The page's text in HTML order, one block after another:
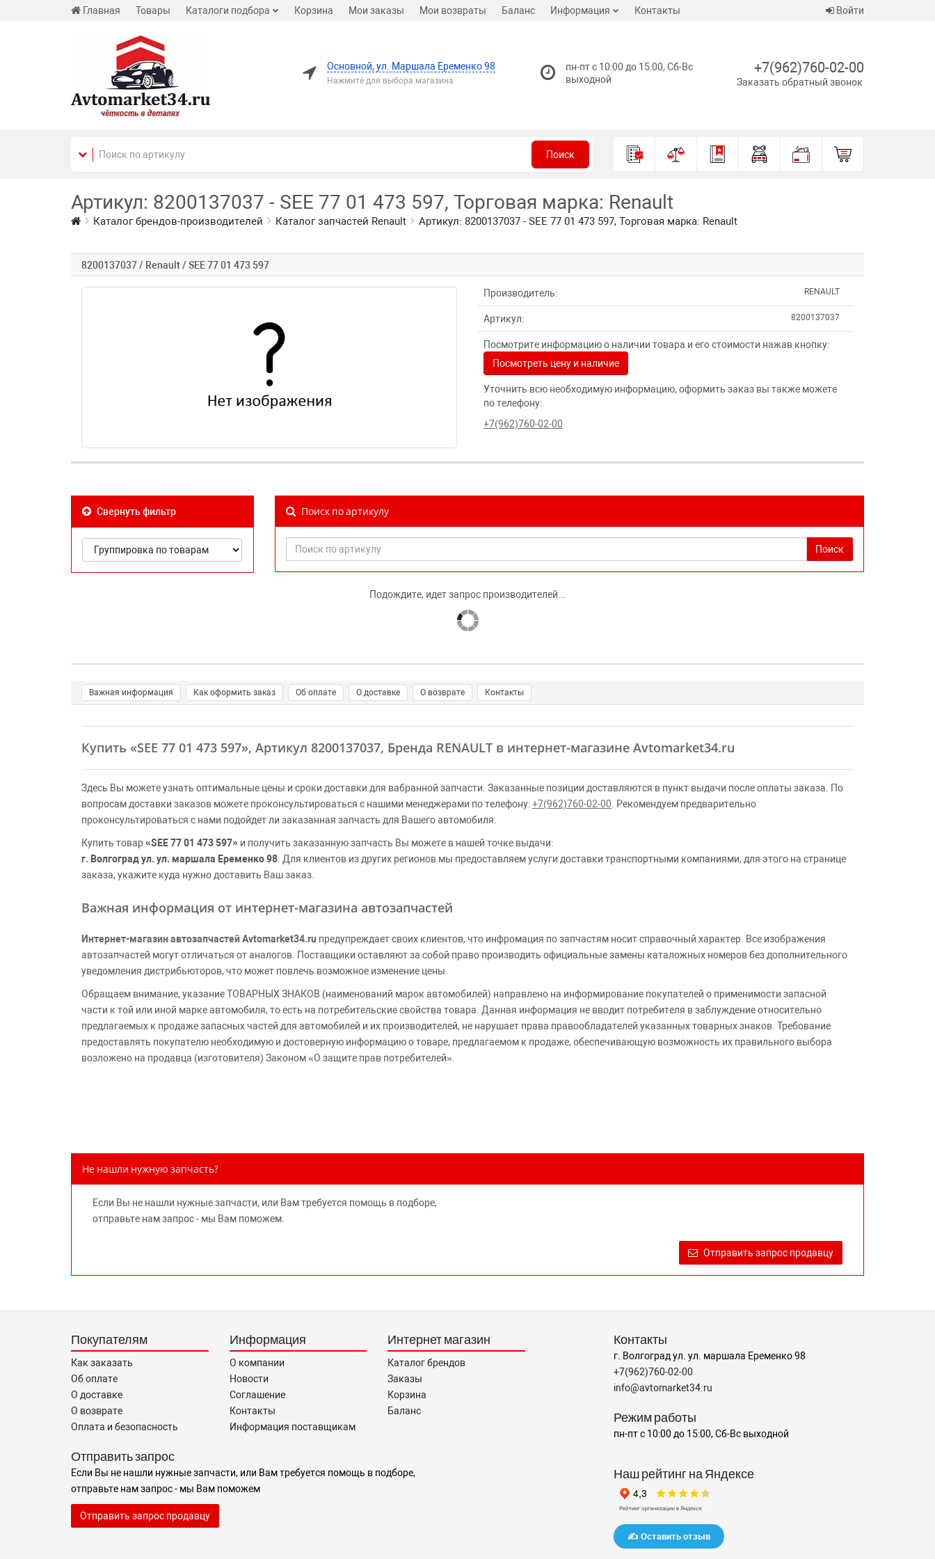
Главная Товары Каталоги подбора Корзина Мои заказы Мои возвраты Баланс Информация Контакты Войти
Основной, ул. Маршала Еременко 98
Нажмите для выбора магазина
пн-пт с 10:00 до 15:00, Сб-Вс
выходной
+7(962)760-02-00
Заказать обратный звонок
Поиск
Артикул: 8200137037 - SEE 77 01 473 597, Торговая марка: Renault
Каталог брендов-производителей Каталог запчастей Renault Артикул: 8200137037 - SEE 77 01 473 597, Торговая марка: Renault
8200137037 / Renault / SEE 77 01 473 597
Производитель: RENAULT
Артикул: 8200137037
Посмотрите информацию о наличии товара и его стоимости нажав кнопку:
Посмотреть цену и наличие
Уточнить всю необходимую информацию, оформить заказ вы также можете
по телефону:
+7(962)760-02-00
Свернуть фильтр Поиск по артикулу
Поиск
Подождите, идет запрос производителей...
Важная информация Как оформить заказ Об оплате О доставке О возврате Контакты
Купить «SEE 77 01 473 597», Артикул 8200137037, Бренда RENAULT в интернет-магазине Avtomarket34.ru
Здесь Вы можете узнать оптимальные цены и сроки доставки для вабранной запчасти. Заказанные позиции доставляются в пункт выдачи после оплаты заказа. По
вопросам доставки заказов можете проконсультироваться с нашими менеджерами по телефону:+7(962)760-02-00 . Рекомендуем предварительно
проконсультироваться с нами подойдет ли заказанная запчасть для Вашего автомобиля.
Купить товар«SEE 77 01 473 597» и получить заказанную запчасть Вы можете в нашей точке выдачи:
г. Волгоград ул. ул. маршала Еременко 98 . Для клиентов из других регионов мы предоставляем услуги доставки транспортными компаниями, для этого на странице
заказа, укажите куда нужно доставить Ваш заказ.
Важная информация от интернет-магазина автозапчастей
Интернет-магазин автозапчастей Avtomarket34.ru предупреждает своих клиентов, что инфромация по запчастям носит справочный характер. Все изображения
автозапчастей могут отличаться от аналогов. Поставщики оставляют за собой право производить официальные замены каталожных номеров без дополнительного
уведомления дистрибьюторов, что может повлечь возможное изменение цены.
Обращаем внимание, указание ТОВАРНЫХ ЗНАКОВ (наименований марок автомобилей) направлено на информирование покупателей о применимости запасной
части к той или иной марке автомобиля, то есть на потребительские свойства товара. Данная информация не вводит потребителя в заблуждение относительно
предлагаемых к продаже запасных частей для автомобилей и их производителей, не нарушает права правообладателей указанных товарных знаков. Требование
предоставлять покупателю необходимую и достоверную информацию о товаре, предлагаемом к продаже, обеспечивающую возможность их правильного выбора
возложено на продавца (изготовителя) Законом «О защите прав потребителей».
Не нашли нужную запчасть?
Если Вы не нашли нужные запчасти, или Вам требуется помощь в подборе,
отправьте нам запрос - мы Вам поможем.
Отправить запрос продавцу
Покупателям
Как заказать
Об оплате
О доставке
О возврате
Оплата и безопасность
Информация
О компании
Новости
Соглашение
Контакты
Информация поставщикам
Интернет магазин
Каталог брендов
Заказы
Корзина
Баланс
Отправить запрос
Если Вы не нашли нужные запчасти, или Вам требуется помощь в подборе,
отправьте нам запрос - мы Вам поможем
Отправить запрос продавцу
Контакты
г. Волгоград ул. ул. маршала Еременко 98
+7(962)760-02-00
info@avtomarket34.ru
Режим работы
пн-пт с 10:00 до 15:00, Сб-Вс выходной
Наш рейтинг на Яндексе
✍️ Оставить отзыв